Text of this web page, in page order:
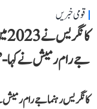
قومی خبریں
جے رام رمیش نے کہا-